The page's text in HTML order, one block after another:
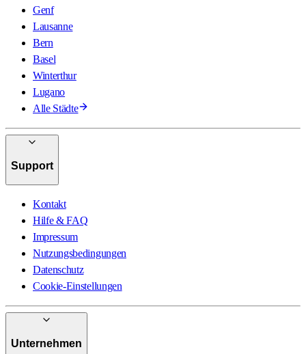
Genf
Lausanne
Bern
Basel
Winterthur
Lugano
Alle Städte
Support
Kontakt
Hilfe & FAQ
Impressum
Nutzungsbedingungen
Datenschutz
Cookie-Einstellungen
Unternehmen